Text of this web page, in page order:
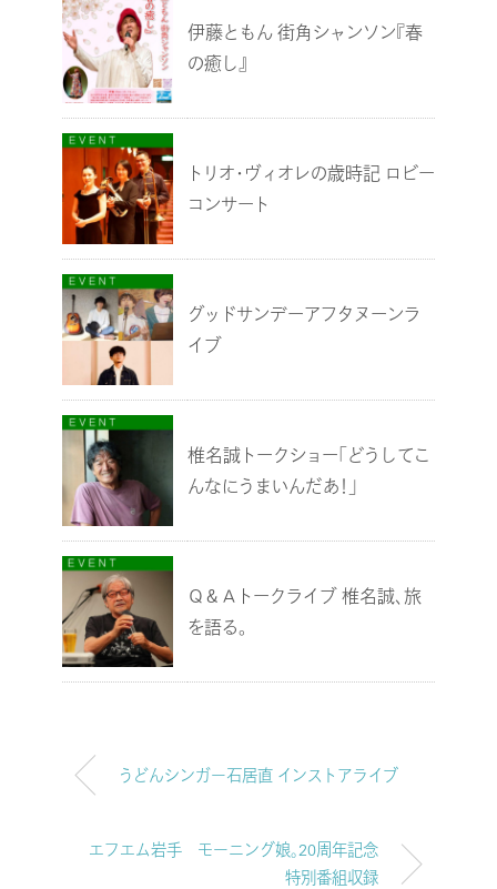
伊藤ともん 街角シャンソン『春
の癒し』
トリオ・ヴィオレの歳時記 ロビー
コンサート
グッドサンデーアフタヌーンラ
イブ
椎名誠トークショー「どうしてこ
んなにうまいんだあ！」
Ｑ＆Ａトークライブ 椎名誠、旅
を語る。
うどんシンガー石居直 インストアライブ
エフエム岩手 モーニング娘。20周年記念
特別番組収録